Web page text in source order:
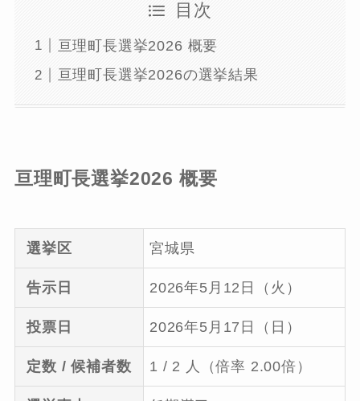
目次
亘理町長選挙2026 概要
亘理町長選挙2026の選挙結果
亘理町長選挙2026 概要
選挙区 宮城県
告示日 2026年5月12日（火）
投票日 2026年5月17日（日）
定数 / 候補者数 1 / 2 人（倍率 2.00倍）